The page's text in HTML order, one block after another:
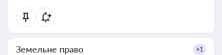
Земельне право +1